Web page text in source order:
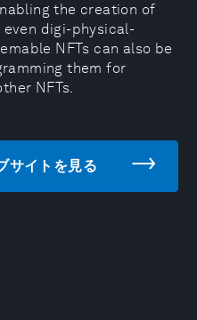
the creation of
digi-physical-
NFTs can also be
them for
NFTs.
サイトを見る